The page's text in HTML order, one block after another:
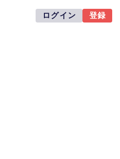
ログイン 登録